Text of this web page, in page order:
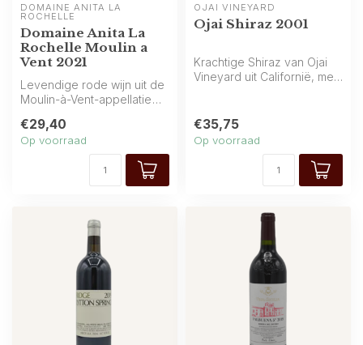
DOMAINE ANITA LA
ROCHELLE
Domaine Anita La
Rochelle Moulin a
Vent 2021
Levendige rode wijn uit de
Moulin-à-Vent-appellatie
€29,40
Op voorraad
OJAI VINEYARD
Ojai Shiraz 2001
Krachtige Shiraz van Ojai
Vineyard uit Californië, met
€35,75
Op voorraad